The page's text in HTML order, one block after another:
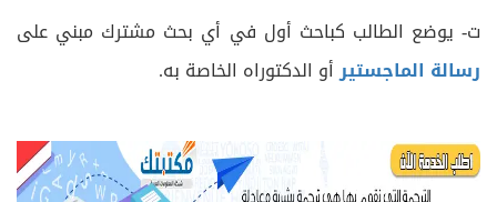
ت- يوضع الطالب كباحث أول في أي بحث مشترك مبني على
رسالة الماجستيرأو الدكتوراه الخاصة به.